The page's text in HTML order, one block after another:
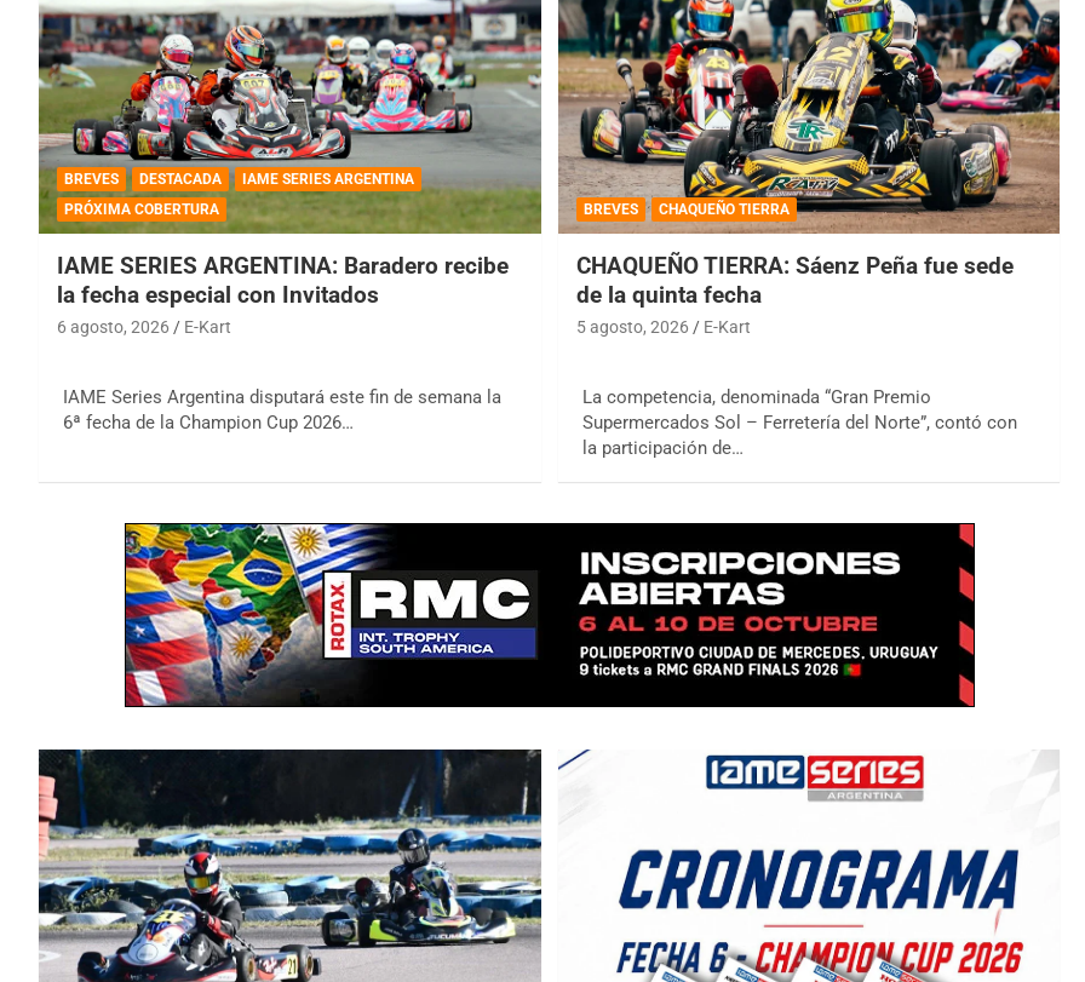
BREVES DESTACADA
IAME SERIES ARGENTINA
PRÓXIMA COBERTURA
IAME SERIES ARGENTINA: Baradero recibe
la fecha especial con Invitados
6 agosto, 2026 E-Kart
IAME Series Argentina disputará este fin de semana la
6ª fecha de la Champion Cup 2026…
BREVES CHAQUEÑO TIERRA
CHAQUEÑO TIERRA: Sáenz Peña fue sede
de la quinta fecha
5 agosto, 2026 E-Kart
La competencia, denominada “Gran Premio
Supermercados Sol – Ferretería del Norte”, contó con
la participación de…